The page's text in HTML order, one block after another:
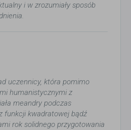
i w zrozumiały sposób
uczennicy, która pomimo
humanistycznymi z
meandry podczas
funkcji kwadratowej bądź
rok solidnego przygotowania